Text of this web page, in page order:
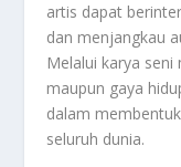
artis dapat
dan menjangkau
Melalui karya
maupun gaya
dalam
seluruh dunia.